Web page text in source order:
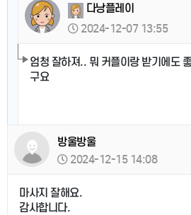
다낭플레이
2024-12-07 13:55
엄청 잘하져.. 뭐 커플이랑 받기에도
구요
방울방울
2024-12-15 14:08
마사지 잘해요.
감사합니다.